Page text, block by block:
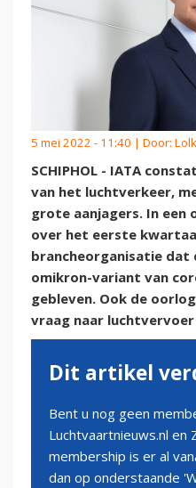
5 mei 2022 - 11:40 | Door:
SCHIPHOL - IATA
van het luchtverkeer,
grote aanjagers. In een
over het eerste
brancheorganisatie dat
omikron-variant van
gebleven. Ook de
vraag naar
Dit artikel
Bent u nog geen
Luchtvaartnieuws.nl en
membership is er al
dan op onderstaande